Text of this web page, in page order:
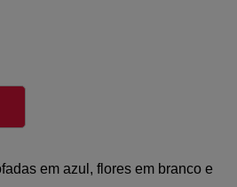
em azul, flores em branco e